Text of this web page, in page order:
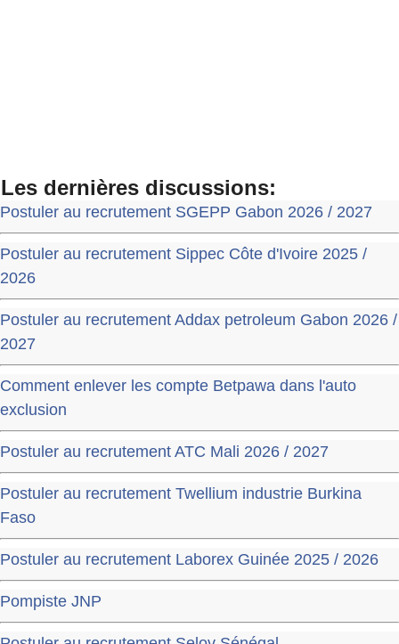
Les dernières discussions:
Postuler au recrutement SGEPP Gabon 2026 / 2027
Postuler au recrutement Sippec Côte d'Ivoire 2025 /
2026
Postuler au recrutement Addax petroleum Gabon 2026 /
2027
Comment enlever les compte Betpawa dans l'auto
exclusion
Postuler au recrutement ATC Mali 2026 / 2027
Postuler au recrutement Twellium industrie Burkina
Faso
Postuler au recrutement Laborex Guinée 2025 / 2026
Pompiste JNP